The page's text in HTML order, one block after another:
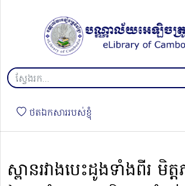
ថតឯកសាររបស់ខ្ញុំ
ស្ពានរវាងបេះដូងទាំងពីរ មិ